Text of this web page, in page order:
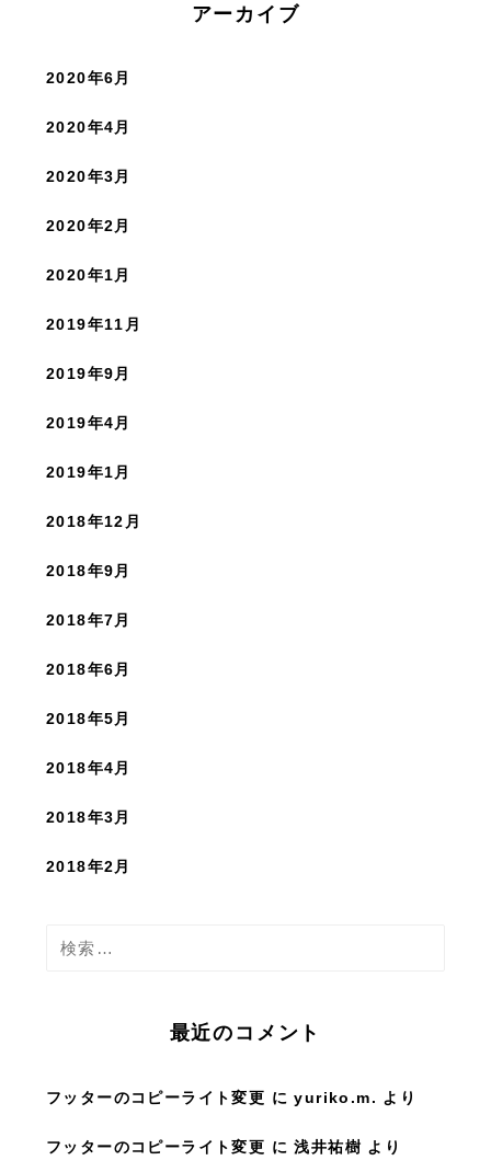
アーカイブ
2020年6月
2020年4月
2020年3月
2020年2月
2020年1月
2019年11月
2019年9月
2019年4月
2019年1月
2018年12月
2018年9月
2018年7月
2018年6月
2018年5月
2018年4月
2018年3月
2018年2月
検
最近のコメント
フッターのコピーライト変更 にyuriko.m. より
フッターのコピーライト変更 に浅井祐樹 より